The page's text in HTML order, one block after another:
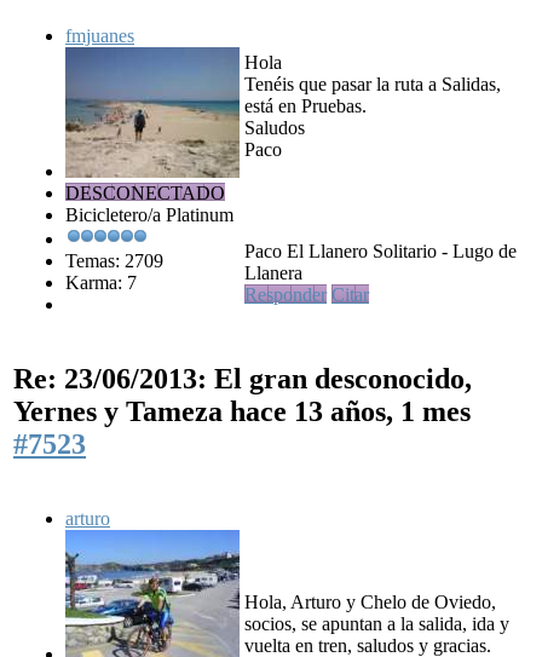
fmjuanes
DESCONECTADO
Bicicletero/a Platinum
Temas: 2709
Karma: 7
Hola
Tenéis que pasar la ruta a Salidas,
está en Pruebas.
Saludos
Paco
Paco El Llanero Solitario - Lugo de
Llanera
Responder Citar
Re: 23/06/2013: El gran desconocido,
Yernes y Tameza hace 13 años, 1 mes
#7523
arturo
Hola, Arturo y Chelo de Oviedo,
socios, se apuntan a la salida, ida y
vuelta en tren, saludos y gracias.